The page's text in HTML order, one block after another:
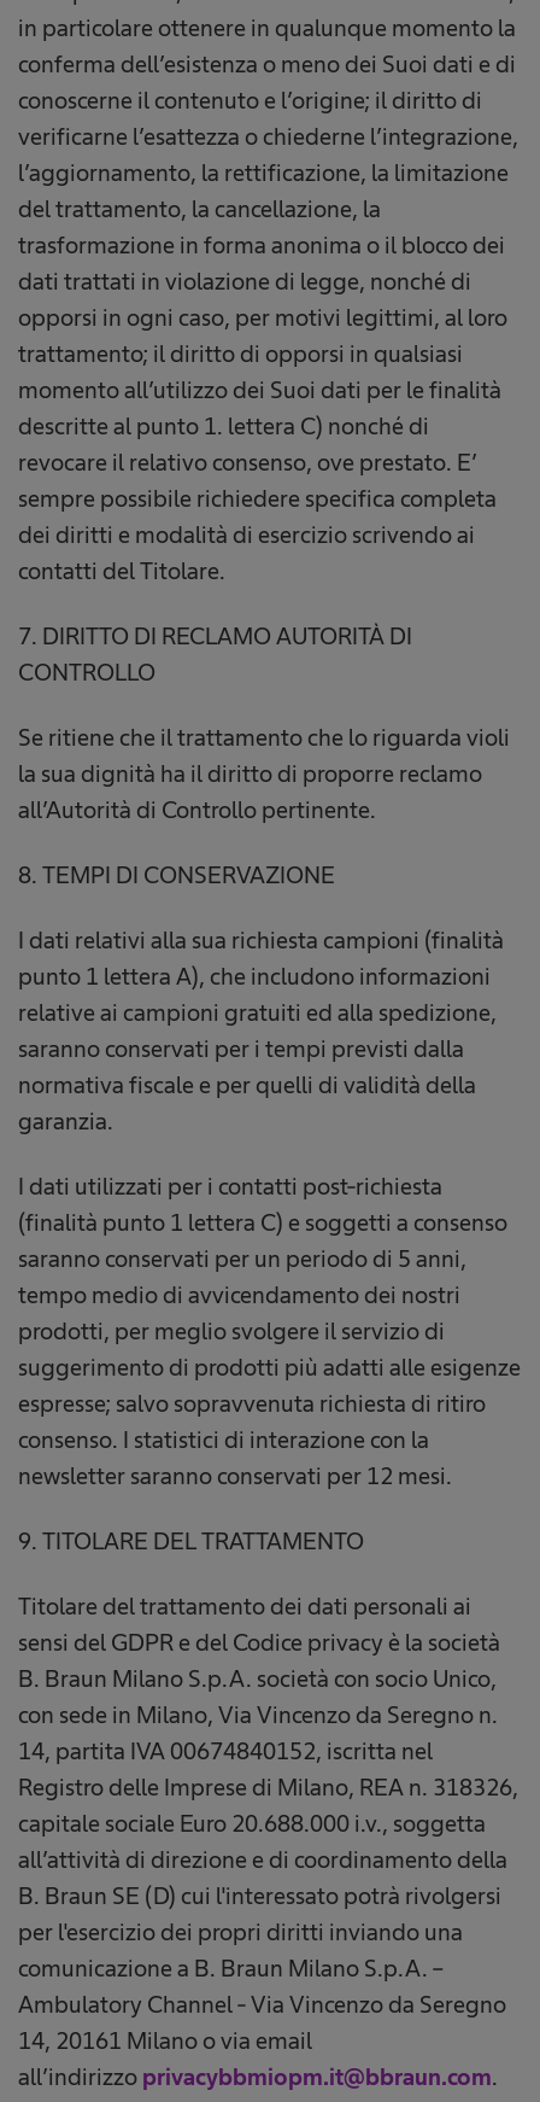
in particolare ottenere in qualunque momento la
conferma dell’esistenza o meno dei Suoi dati e di
conoscerne il contenuto e l’origine; il diritto di
verificarne l’esattezza o chiederne l’integrazione,
l’aggiornamento, la rettificazione, la limitazione
del trattamento, la cancellazione, la
trasformazione in forma anonima o il blocco dei
dati trattati in violazione di legge, nonché di
opporsi in ogni caso, per motivi legittimi, al loro
trattamento; il diritto di opporsi in qualsiasi
momento all’utilizzo dei Suoi dati per le finalità
descritte al punto 1. lettera C) nonché di
revocare il relativo consenso, ove prestato. E’
sempre possibile richiedere specifica completa
dei diritti e modalità di esercizio scrivendo ai
contatti del Titolare.
7. DIRITTO DI RECLAMO AUTORITÀ DI
CONTROLLO
Se ritiene che il trattamento che lo riguarda violi
la sua dignità ha il diritto di proporre reclamo
all’Autorità di Controllo pertinente.
8. TEMPI DI CONSERVAZIONE
I dati relativi alla sua richiesta campioni (finalità
punto 1 lettera A), che includono informazioni
relative ai campioni gratuiti ed alla spedizione,
saranno conservati per i tempi previsti dalla
normativa fiscale e per quelli di validità della
garanzia.
I dati utilizzati per i contatti post-richiesta
(finalità punto 1 lettera C) e soggetti a consenso
saranno conservati per un periodo di 5 anni,
tempo medio di avvicendamento dei nostri
prodotti, per meglio svolgere il servizio di
suggerimento di prodotti più adatti alle esigenze
espresse; salvo sopravvenuta richiesta di ritiro
consenso. I statistici di interazione con la
newsletter saranno conservati per 12 mesi.
9. TITOLARE DEL TRATTAMENTO
Titolare del trattamento dei dati personali ai
sensi del GDPR e del Codice privacy è la società
B. Braun Milano S.p.A. società con socio Unico,
con sede in Milano, Via Vincenzo da Seregno n.
14, partita IVA 00674840152, iscritta nel
Registro delle Imprese di Milano, REA n. 318326,
capitale sociale Euro 20.688.000 i.v., soggetta
all’attività di direzione e di coordinamento della
B. Braun SE (D) cui l'interessato potrà rivolgersi
per l'esercizio dei propri diritti inviando una
comunicazione a B. Braun Milano S.p.A. –
Ambulatory Channel - Via Vincenzo da Seregno
14, 20161 Milano o via email
all’indirizzo privacybbmiopm.it@bbraun.com.